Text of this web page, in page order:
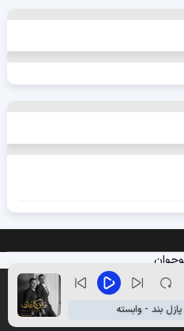
سایت پخش موزیک میباشد
تم
پازل بند - وابسته